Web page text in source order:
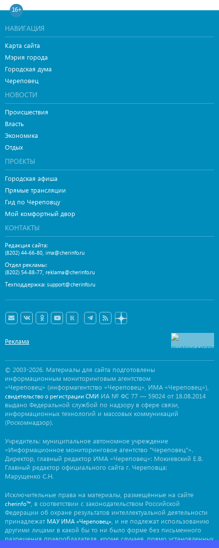
16+
НАВИГАЦИЯ
Карта сайта
Мэрия города
Городская дума
Череповец
НОВОСТИ
Происшествия
Власть
Экономика
Отдых
ПРОЕКТЫ
Городская афиша
Прямые трансляции
Гид по Череповцу
Мой комфортный двор
КОНТАКТЫ
Редакция сайта:
(8202) 44-66-80, ima@cherinfo.ru
Отдел рекламы:
(8202) 54-88-77, reklama@cherinfo.ru
Техподдержка: support@cherinfo.ru
Реклама
© 2003-2026. Материалы для сайта подготовлены
информационным мониторинговым агентством
«Череповец» (информагентство «Череповец», ИМА «Череповец»),
свидетельство о регистрации СМИ ИА № ФС 77 — 59024 от 18.08.2014
выдано Федеральной службой по надзору в сфере связи,
информационных технологий и массовых коммуникаций
(Роскомнадзор).
Учредитель: муниципальное автономное учреждение
«Информационное мониторинговое агентство "Череповец"».
Директор, главный редактор ИМА «Череповец»: Мокиевский Е.В.
Главный редактор официального сайта г. Череповца:
Марущенко С.Н.
Исключительные права на материалы, размещённые на сайте
cherinfo™ , в соответствии с законодательством Российской
Федерации об охране результатов интеллектуальной деятельности
принадлежат МАУ ИМА «Череповец» , и не подлежат использованию
другими лицами в какой бы то ни было форме без письменного
разрешения правообладателя, кроме случаев, прямо установленных